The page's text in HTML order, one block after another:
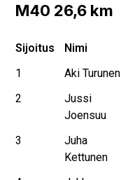
M40 26,6 km
Sijoitus Nimi
1
Aki Turunen
2
Jussi
Joensuu
3
Juha
Kettunen